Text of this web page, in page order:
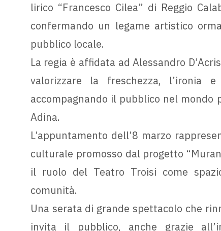
lirico “Francesco Cilea” di Reggio
confermando un legame artistico
pubblico locale.
La regia è affidata ad Alessandro
valorizzare la freschezza, l’ironia
accompagnando il pubblico nel
Adina.
L’appuntamento dell’8 marzo
culturale promosso dal progetto
il ruolo del Teatro Troisi come
comunità.
Una serata di grande spettacolo che
invita il pubblico, anche grazie